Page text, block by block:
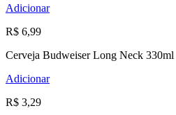
Adicionar
R$ 6,99
Cerveja Budweiser Long Neck 330ml
Adicionar
R$ 3,29